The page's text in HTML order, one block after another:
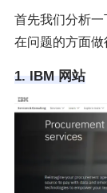
首先我们分析
在问题的方面做
1. IBM 网站